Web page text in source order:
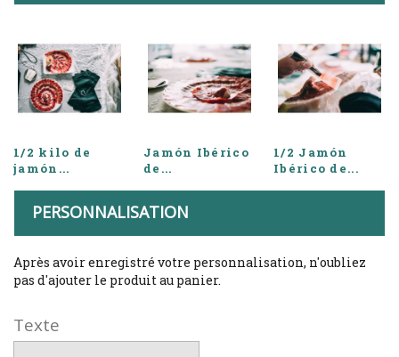
1/2 kilo de
jamón...
Jamón Ibérico
de...
1/2 Jamón
Ibérico de...
PERSONNALISATION
Après avoir enregistré votre personnalisation, n'oubliez
pas d'ajouter le produit au panier.
Texte